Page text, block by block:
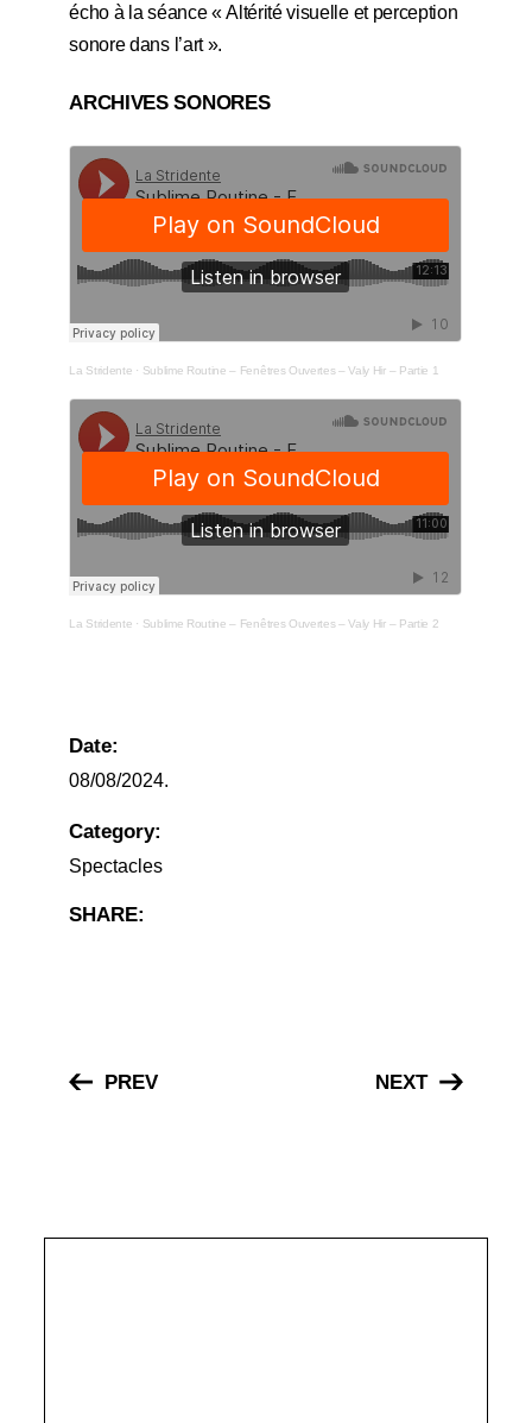
écho à laséance « Altérité visuelle et perception
sonore dans l’art ».
ARCHIVES SONORES
La Stridente · Sublime Routine – Fenêtres Ouvertes – Valy Hir – Partie 1
La Stridente · Sublime Routine – Fenêtres Ouvertes – Valy Hir – Partie 2
Date:
08/08/2024.
Category:
Spectacles
SHARE:
PREV NEXT